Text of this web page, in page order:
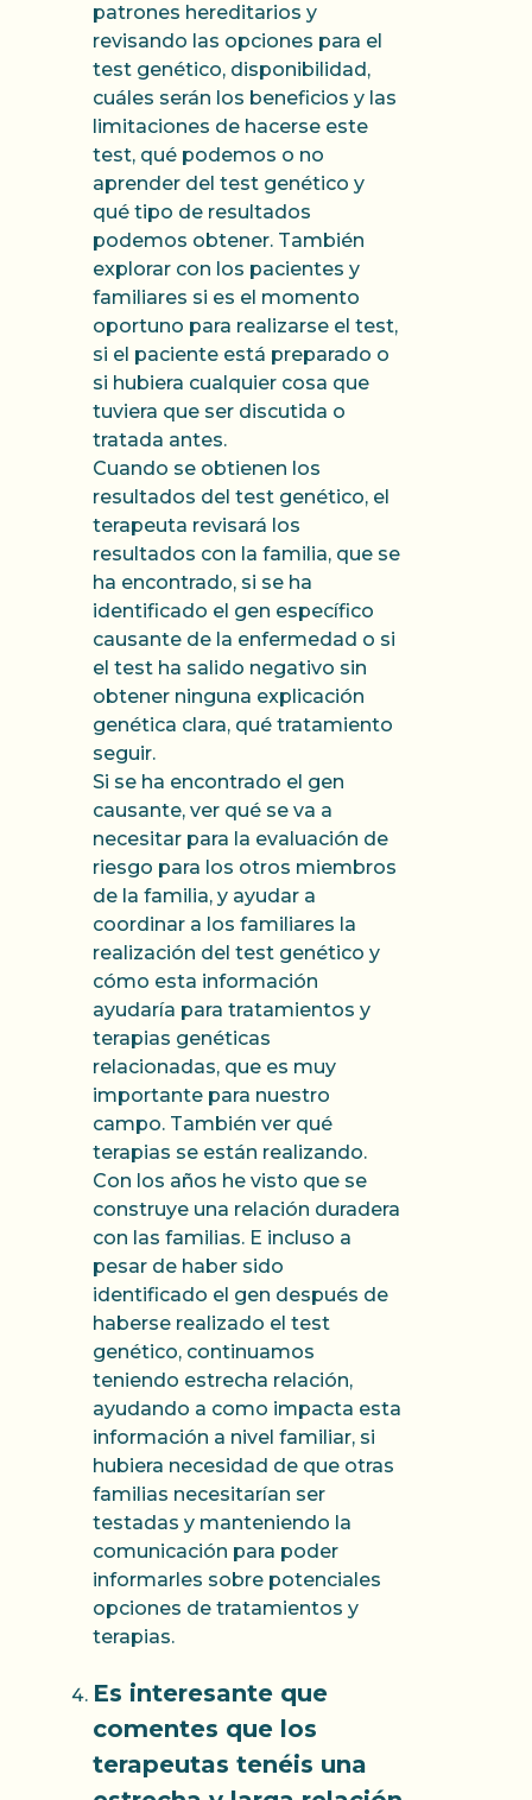
patrones hereditarios y
revisando las opciones para el
test genético, disponibilidad,
cuáles serán los beneficios y las
limitaciones de hacerse este
test, qué podemos o no
aprender del test genético y
qué tipo de resultados
podemos obtener. También
explorar con los pacientes y
familiares si es el momento
oportuno para realizarse el test,
si el paciente está preparado o
si hubiera cualquier cosa que
tuviera que ser discutida o
tratada antes.
Cuando se obtienen los
resultados del test genético, el
terapeuta revisará los
resultados con la familia, que se
ha encontrado, si se ha
identificado el gen específico
causante de la enfermedad o si
el test ha salido negativo sin
obtener ninguna explicación
genética clara, qué tratamiento
seguir.
Si se ha encontrado el gen
causante, ver qué se va a
necesitar para la evaluación de
riesgo para los otros miembros
de la familia, y ayudar a
coordinar a los familiares la
realización del test genético y
cómo esta información
ayudaría para tratamientos y
terapias genéticas
relacionadas, que es muy
importante para nuestro
campo. También ver qué
terapias se están realizando.
Con los años he visto que se
construye una relación duradera
con las familias. E incluso a
pesar de haber sido
identificado el gen después de
haberse realizado el test
genético, continuamos
teniendo estrecha relación,
ayudando a como impacta esta
información a nivel familiar, si
hubiera necesidad de que otras
familias necesitarían ser
testadas y manteniendo la
comunicación para poder
informarles sobre potenciales
opciones de tratamientos y
terapias.
Es interesante que
comentes que los
terapeutas tenéis una